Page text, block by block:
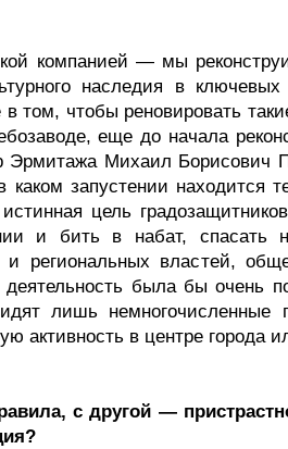
компанией — мы
наследия в
том, чтобы реновировать
еще до начала
Эрмитажа Михаил Борисович
запустении находится
цель
и бить в набат,
региональных властей,
деятельность была бы очень
лишь немногочисленные
активность в центре города
с другой —